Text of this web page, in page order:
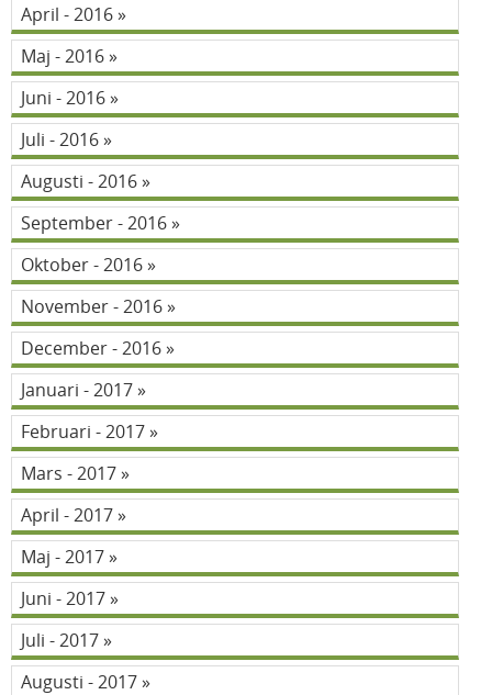
April - 2016
Maj - 2016
Juni - 2016
Juli - 2016
Augusti - 2016
September - 2016
Oktober - 2016
November - 2016
December - 2016
Januari - 2017
Februari - 2017
Mars - 2017
April - 2017
Maj - 2017
Juni - 2017
Juli - 2017
Augusti - 2017